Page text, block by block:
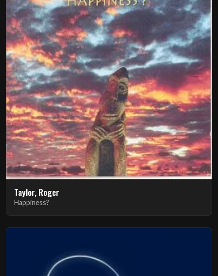
Taylor, Roger
Happiness?